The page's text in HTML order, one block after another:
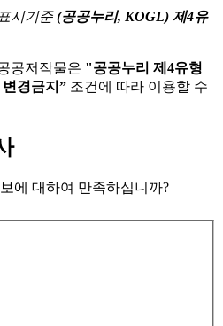
시기준 (공공누리, KOGL) 제4유
공저작물은 "공공누리 제4유형
경금지” 조건에 따라 이용할 수
에 대하여 만족하십니까?